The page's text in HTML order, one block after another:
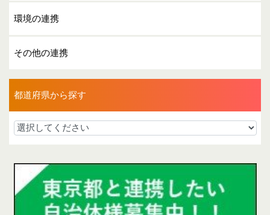
環境の連携
その他の連携
都道府県から探す